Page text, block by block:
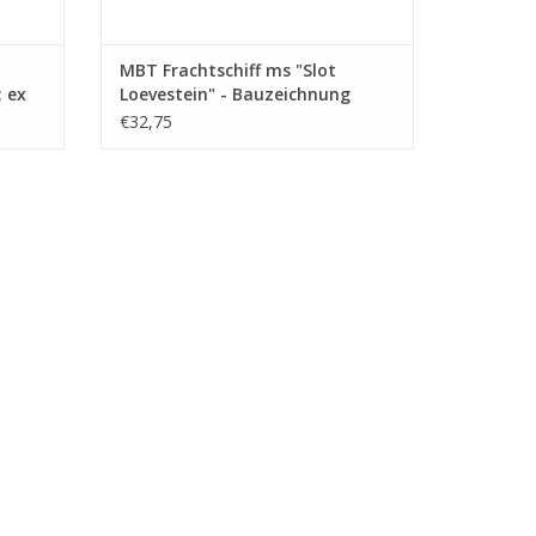
ex
MBT Frachtschiff ms "Slot
Loevestein" - Bauzeichnung
Maßstab 1 : 200 (10.10.021)
€32,75